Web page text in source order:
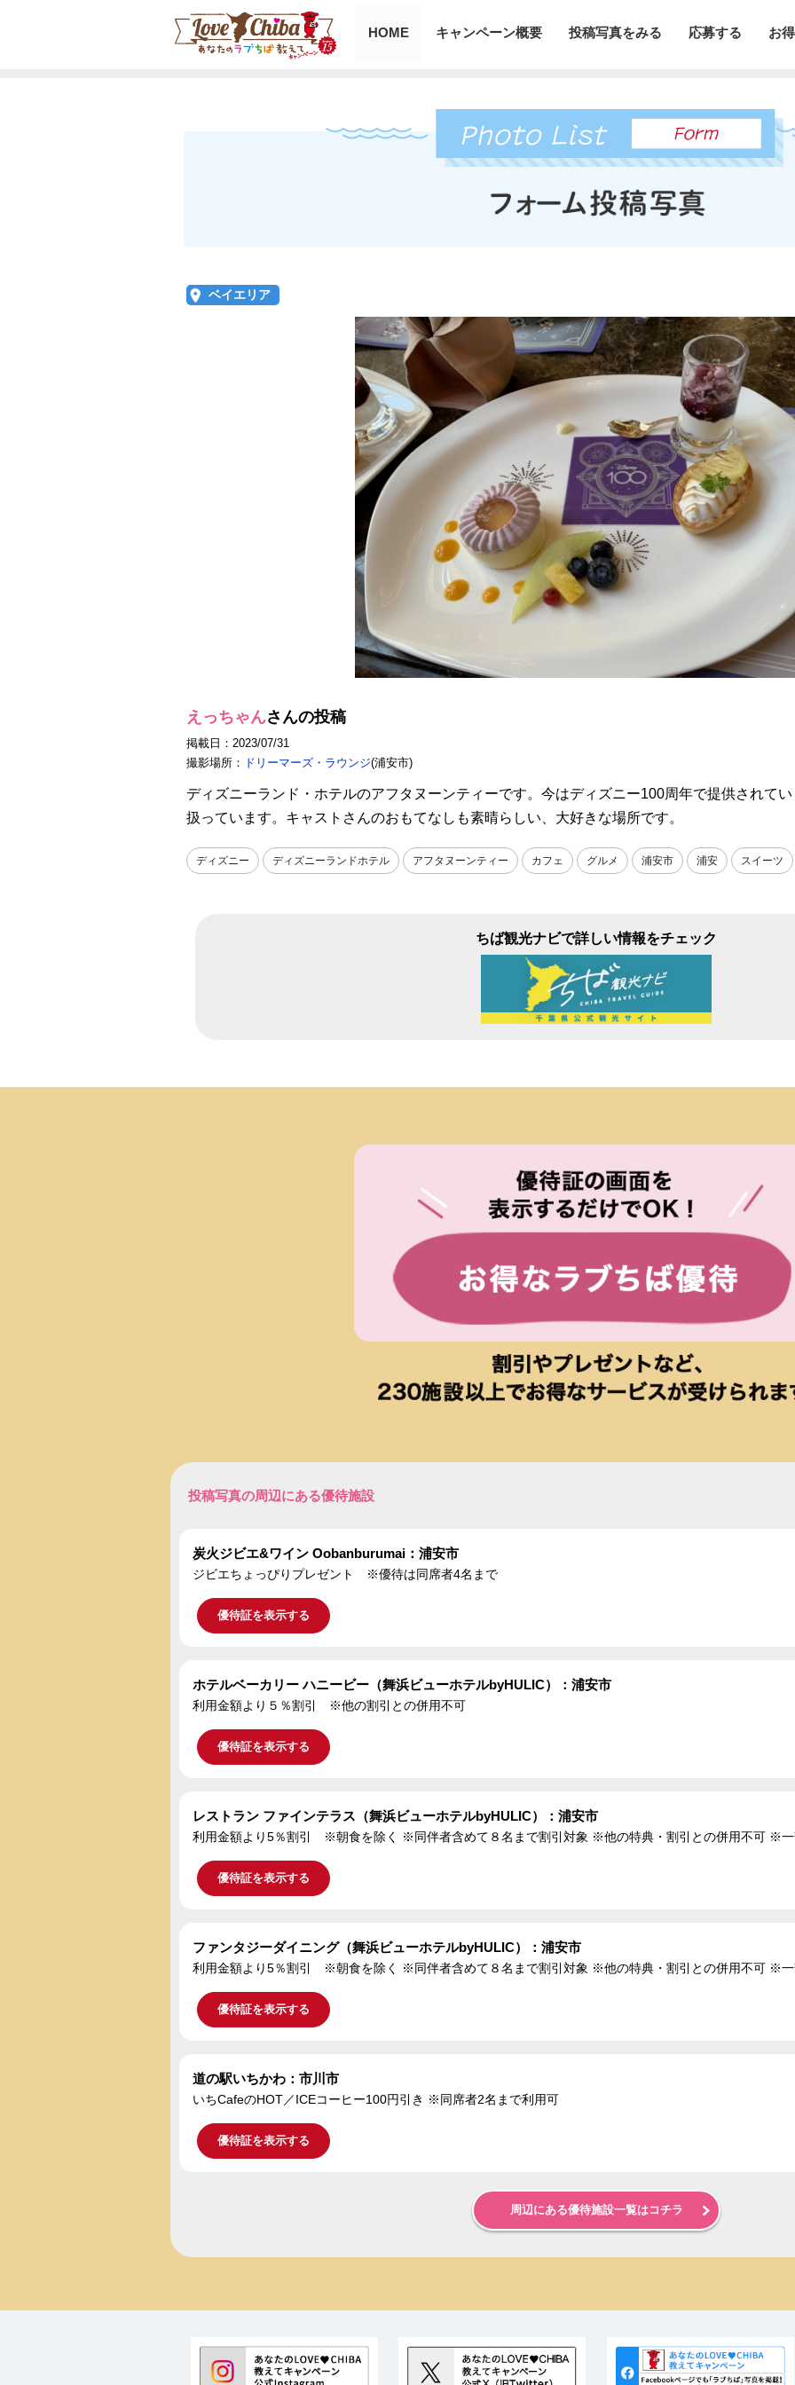
HOME キャンペーン概要 投稿写真をみる 応募する お
ベイエリア
えっちゃんさんの投稿
掲載日：2023/07/31
撮影場所： ドリーマーズ・ラウンジ(浦安市)
ディズニーランド・ホテルのアフタヌーンティーです。今はディズニー100周年で提供されて
扱っています。キャストさんのおもてなしも素晴らしい、大好きな場所です。
ディズニー ディズニーランドホテル アフタヌーンティー カフェ グルメ 浦安市 浦安 スイーツ
ちば観光ナビで詳しい情報をチェック
投稿写真の周辺にある優待施設
炭火ジビエ&ワイン Oobanburumai：浦安市
ジビエちょっぴりプレゼント ※優待は同席者4名まで
優待証を表示する
ホテルベーカリー ハニービー（舞浜ビューホテルbyHULIC）：浦安市
利用金額より５％割引 ※他の割引との併用不可
優待証を表示する
レストラン ファインテラス（舞浜ビューホテルbyHULIC）：浦安市
利用金額より5％割引 ※朝食を除く ※同伴者含めて８名まで割引対象 ※他の特典・割引との併用不可 ※一
優待証を表示する
ファンタジーダイニング（舞浜ビューホテルbyHULIC）：浦安市
利用金額より5％割引 ※朝食を除く ※同伴者含めて８名まで割引対象 ※他の特典・割引との併用不可 ※一
優待証を表示する
道の駅いちかわ：市川市
いちCafeのHOT／ICEコーヒー100円引き ※同席者2名まで利用可
優待証を表示する
周辺にある優待施設一覧はコチラ